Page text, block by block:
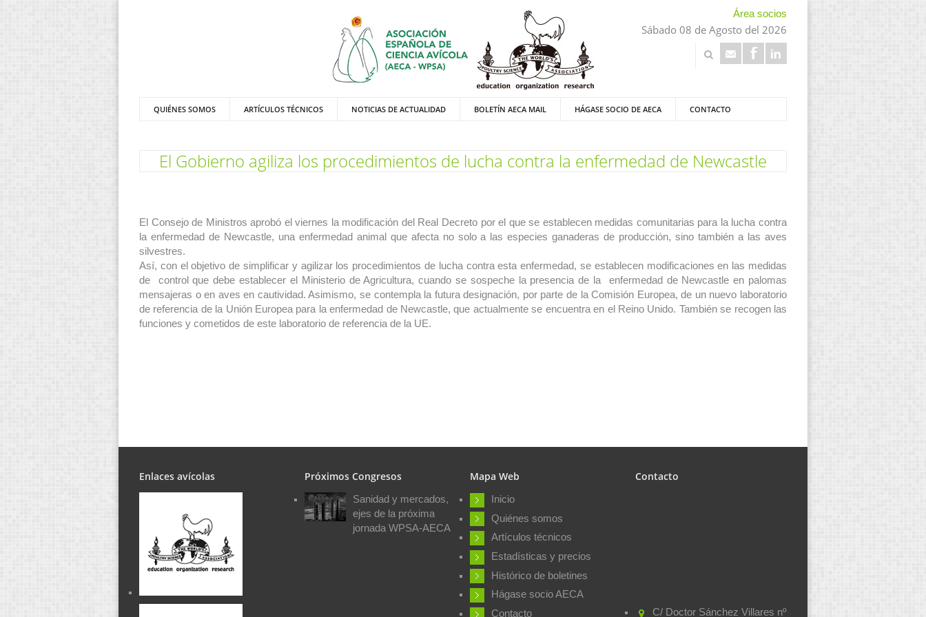
Área socios
Sábado 08 de Agosto del 2026
QUIÉNES SOMOS ARTÍCULOS TÉCNICOS NOTICIAS DE ACTUALIDAD BOLETÍN AECA MAIL HÁGASE SOCIO DE AECA CONTACTO
El Gobierno agiliza los procedimientos de lucha contra la enfermedad de Newcastle
El Consejo de Ministros aprobó el viernes la modificación del Real Decreto por el que se establecen medidas comunitarias para la lucha contra
la enfermedad de Newcastle, una enfermedad animal que afecta no solo a las especies ganaderas de producción, sino también a las aves
silvestres.
Así, con el objetivo de simplificar y agilizar los procedimientos de lucha contra esta enfermedad, se establecen modificaciones en las medidas
de control que debe establecer el Ministerio de Agricultura, cuando se sospeche la presencia de la enfermedad de Newcastle en palomas
mensajeras o en aves en cautividad. Asimismo, se contempla la futura designación, por parte de la Comisión Europea, de un nuevo laboratorio
de referencia de la Unión Europea para la enfermedad de Newcastle, que actualmente se encuentra en el Reino Unido. También se recogen las
funciones y cometidos de este laboratorio de referencia de la UE.
Enlaces avícolas Próximos Congresos
Sanidad y mercados,
ejes de la próxima
jornada WPSA-AECA
Mapa Web
Inicio
Quiénes somos
Artículos técnicos
Estadísticas y precios
Histórico de boletines
Hágase socio AECA
Contacto
Contacto
C/ Doctor Sánchez Villares nº